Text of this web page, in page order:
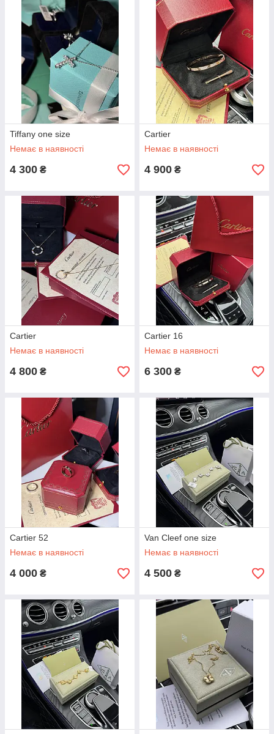
Tiffany one size
Немає в наявності
4 300 ₴
Cartier
Немає в наявності
4 900 ₴
Cartier
Немає в наявності
4 800 ₴
Cartier 16
Немає в наявності
6 300 ₴
Cartier 52
Немає в наявності
4 000 ₴
Van Cleef one size
Немає в наявності
4 500 ₴